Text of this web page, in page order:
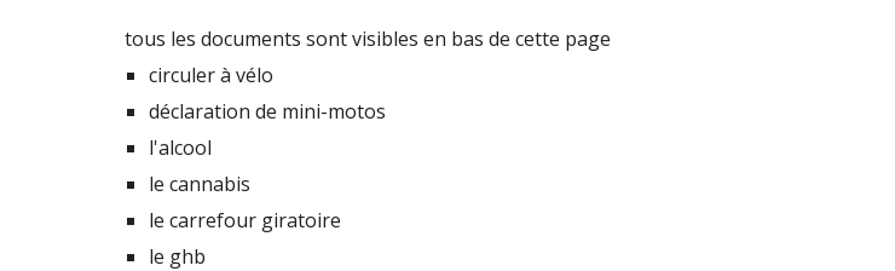
tous les documents sont visibles en bas de cette page
circuler à vélo
déclaration de mini-motos
l'alcool
le cannabis
le carrefour giratoire
le ghb